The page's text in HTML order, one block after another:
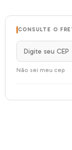
CONSULTE O
Não sei meu cep